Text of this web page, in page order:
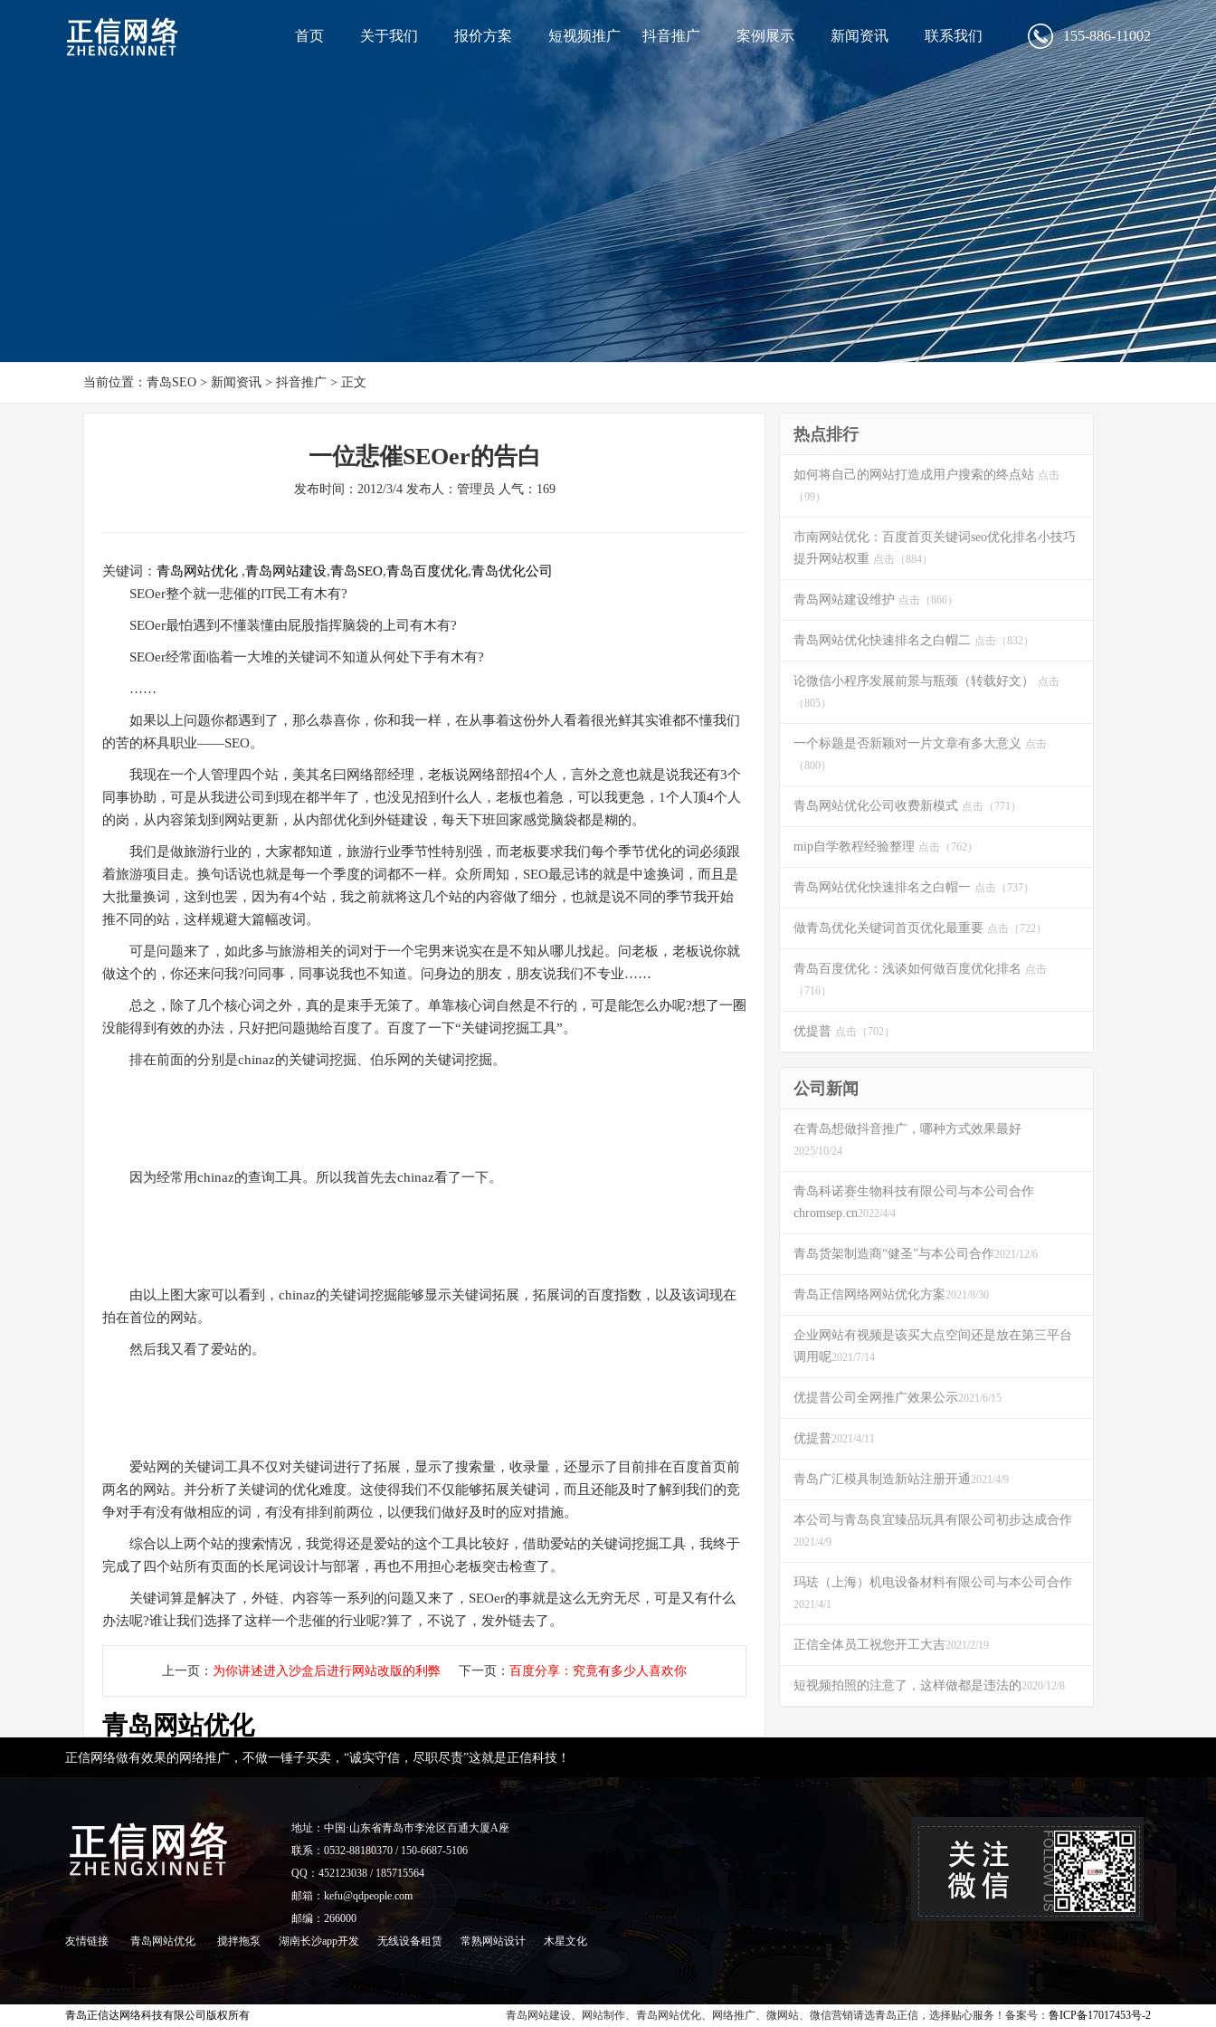
155-886-11002
首页 关于我们 报价方案 短视频推广 抖音推广 案例展示 新闻资讯 联系我们
当前位置：青岛SEO > 新闻资讯 > 抖音推广 > 正文
一位悲催SEOer的告白
发布时间：2012/3/4 发布人：管理员 人气： 169
关键词： 青岛网站优化 ,青岛网站建设,青岛SEO,青岛百度优化,青岛优化公司
SEOer整个就一悲催的IT民工有木有?
SEOer最怕遇到不懂装懂由屁股指挥脑袋的上司有木有?
SEOer经常面临着一大堆的关键词不知道从何处下手有木有?
……
如果以上问题你都遇到了，那么恭喜你，你和我一样，在从事着这份外人看着很光鲜其实谁都不懂我们
的苦的杯具职业——SEO。
我现在一个人管理四个站，美其名曰网络部经理，老板说网络部招4个人，言外之意也就是说我还有3个
同事协助，可是从我进公司到现在都半年了，也没见招到什么人，老板也着急，可以我更急，1个人顶4个人
的岗，从内容策划到网站更新，从内部优化到外链建设，每天下班回家感觉脑袋都是糊的。
我们是做旅游行业的，大家都知道，旅游行业季节性特别强，而老板要求我们每个季节优化的词必须跟
着旅游项目走。换句话说也就是每一个季度的词都不一样。众所周知，SEO最忌讳的就是中途换词，而且是
大批量换词，这到也罢，因为有4个站，我之前就将这几个站的内容做了细分，也就是说不同的季节我开始
推不同的站，这样规避大篇幅改词。
可是问题来了，如此多与旅游相关的词对于一个宅男来说实在是不知从哪儿找起。问老板，老板说你就
做这个的，你还来问我?问同事，同事说我也不知道。问身边的朋友，朋友说我们不专业……
总之，除了几个核心词之外，真的是束手无策了。单靠核心词自然是不行的，可是能怎么办呢?想了一圈
没能得到有效的办法，只好把问题抛给百度了。百度了一下“关键词挖掘工具”。
排在前面的分别是chinaz的关键词挖掘、伯乐网的关键词挖掘。
因为经常用chinaz的查询工具。所以我首先去chinaz看了一下。
由以上图大家可以看到，chinaz的关键词挖掘能够显示关键词拓展，拓展词的百度指数，以及该词现在
拍在首位的网站。
然后我又看了爱站的。
爱站网的关键词工具不仅对关键词进行了拓展，显示了搜索量，收录量，还显示了目前排在百度首页前
两名的网站。并分析了关键词的优化难度。这使得我们不仅能够拓展关键词，而且还能及时了解到我们的竞
争对手有没有做相应的词，有没有排到前两位，以便我们做好及时的应对措施。
综合以上两个站的搜索情况，我觉得还是爱站的这个工具比较好，借助爱站的关键词挖掘工具，我终于
完成了四个站所有页面的长尾词设计与部署，再也不用担心老板突击检查了。
关键词算是解决了，外链、内容等一系列的问题又来了，SEOer的事就是这么无穷无尽，可是又有什么
办法呢?谁让我们选择了这样一个悲催的行业呢?算了，不说了，发外链去了。
上一页： 为你讲述进入沙盒后进行网站改版的利弊 下一页： 百度分享：究竟有多少人喜欢你
青岛网站优化
热点排行
如何将自己的网站打造成用户搜索的终点站 点击
（99）
市南网站优化：百度首页关键词seo优化排名小技巧
提升网站权重 点击（884）
青岛网站建设维护 点击（866）
青岛网站优化快速排名之白帽二 点击（832）
论微信小程序发展前景与瓶颈（转载好文）
点击
（805）
一个标题是否新颖对一片文章有多大意义 点击
（800）
青岛网站优化公司收费新模式 点击（771）
mip自学教程经验整理 点击（762）
青岛网站优化快速排名之白帽一 点击（737）
做青岛优化关键词首页优化最重要 点击（722）
青岛百度优化：浅谈如何做百度优化排名 点击
（716）
优提普 点击（702）
公司新闻
在青岛想做抖音推广，哪种方式效果最好
2025/10/24
青岛科诺赛生物科技有限公司与本公司合作
chromsep.cn2022/4/4
青岛货架制造商“健圣”与本公司合作2021/12/6
青岛正信网络网站优化方案2021/8/30
企业网站有视频是该买大点空间还是放在第三平台
调用呢2021/7/14
优提普公司全网推广效果公示2021/6/15
优提普2021/4/11
青岛广汇模具制造新站注册开通2021/4/9
本公司与青岛良宜臻品玩具有限公司初步达成合作
2021/4/9
玛珐（上海）机电设备材料有限公司与本公司合作
2021/4/1
正信全体员工祝您开工大吉2021/2/19
短视频拍照的注意了，这样做都是违法的2020/12/8
正信网络做有效果的网络推广，不做一锤子买卖，“诚实守信，尽职尽责”这就是正信科技！
地址：中国·山东省青岛市李沧区百通大厦A座
联系：0532-88180370 / 150-6687-5106
QQ：452123038 / 185715564
邮箱：kefu@qdpeople.com
邮编：266000
友情链接
青岛网站优化 搅拌拖泵 湖南长沙app开发 无线设备租赁 常熟网站设计 木星文化
青岛正信达网络科技有限公司版权所有 青岛网站建设、网站制作、青岛网站优化、网络推广、微网站、微信营销请选青岛正信，选择贴心服务！备案号： 鲁ICP备17017453号-2